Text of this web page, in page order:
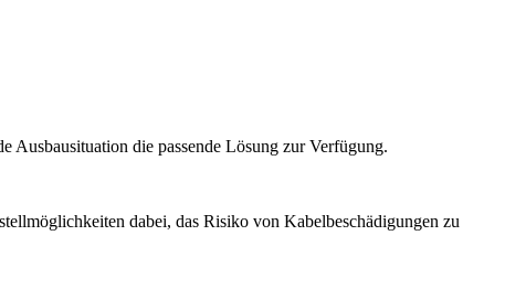
Ausbausituation die passende Lösung zur Verfügung.
dabei, das Risiko von Kabelbeschädigungen zu